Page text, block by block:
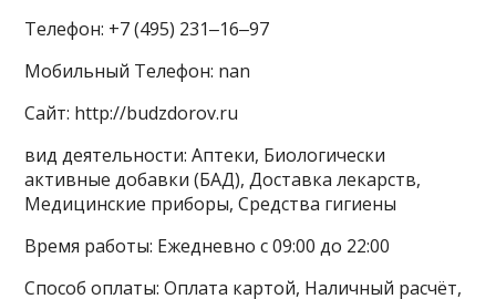
Телефон: +7 (495) 231‒16‒97
Мобильный Телефон: nan
Сайт: http://budzdorov.ru
вид деятельности: Аптеки, Биологически
активные добавки (БАД), Доставка лекарств,
Медицинские приборы, Средства гигиены
Время работы: Ежедневно с 09:00 до 22:00
Способ оплаты: Оплата картой, Наличный расчёт,